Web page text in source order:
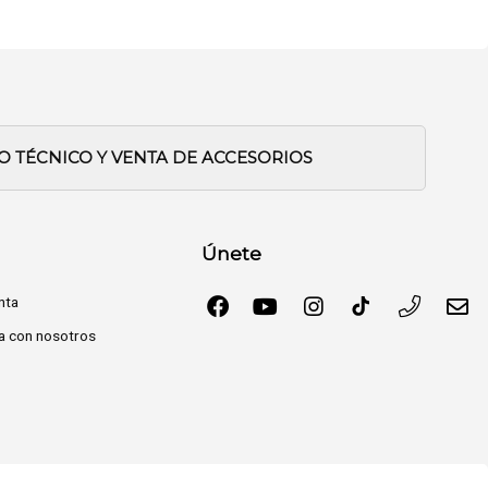
TÉCNICO Y VENTA DE ACCESORIOS
con nosotros
Únete